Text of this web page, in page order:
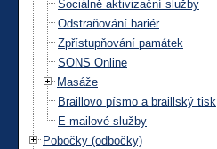
Sociálně aktivizační služby
Odstraňování bariér
Zpřístupňování památek
SONS Online
Masáže
Braillovo písmo a braillský tisk
E-mailové služby
Pobočky (odbočky)